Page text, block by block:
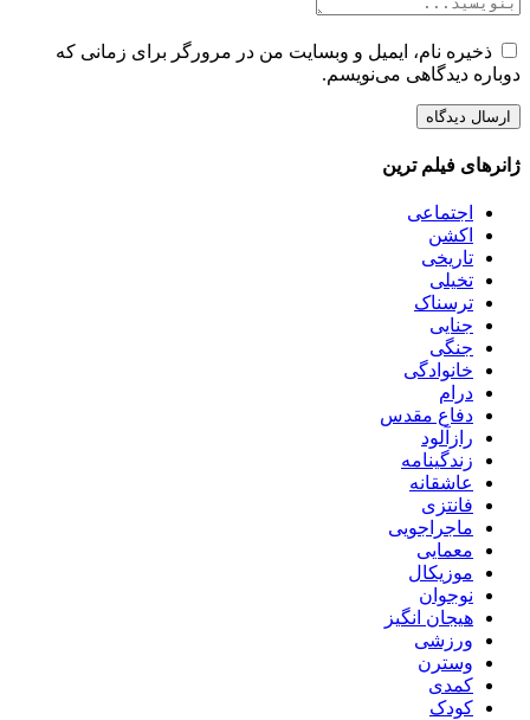
ذخیره نام، ایمیل و وبسایت من در مرورگر برای زمانی که
دوباره دیدگاهی می‌نویسم.
ژانرهای فیلم ترین
اجتماعی
اکشن
تاریخی
تخیلی
ترسناک
جنایی
جنگی
خانوادگی
درام
دفاع مقدس
رازآلود
زندگینامه
عاشقانه
فانتزی
ماجراجویی
معمایی
موزیکال
نوجوان
هیجان انگیز
ورزشی
وسترن
کمدی
کودک